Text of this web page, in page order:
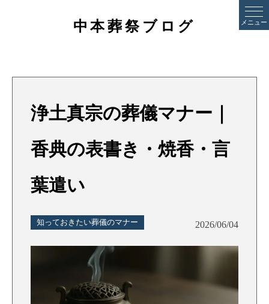
メニュー
中本葬祭ブログ
浄土真宗の葬儀マナー｜
香典の表書き・焼香・言
葉遣い
知っておきたい葬儀のマナー 2026/06/04